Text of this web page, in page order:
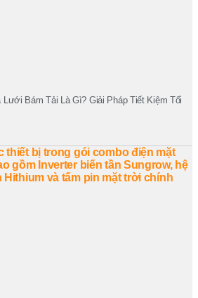
Bám Tải Là Gì? Giải Pháp Tiết Kiệm Tối